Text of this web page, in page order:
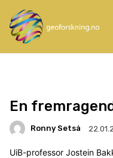
En
Ronny Setså
UiB-professor Jostein